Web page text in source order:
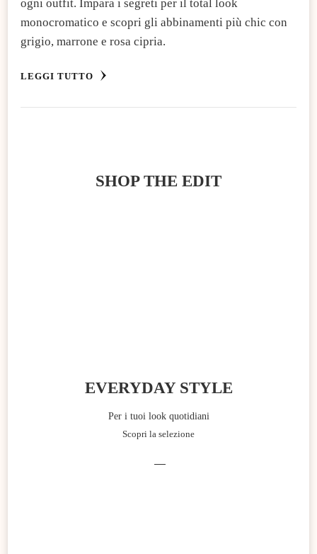
ogni outfit. Impara i segreti per il total look
monocromatico e scopri gli abbinamenti più chic con
grigio, marrone e rosa cipria.
LEGGI TUTTO
SHOP THE EDIT
EVERYDAY STYLE
Per i tuoi look quotidiani
Scopri la selezione